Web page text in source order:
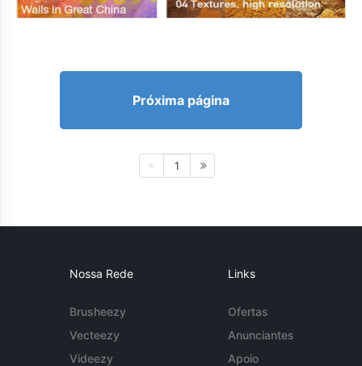
Próxima página
1
Nossa Rede
Brusheezy
Vecteezy
Videezy
Links
Ofertas
Anunciantes
Apoio